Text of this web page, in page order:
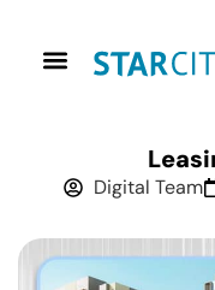
Digital Team